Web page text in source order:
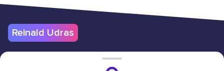
Reinald Udras
Datenschutz & Cookies